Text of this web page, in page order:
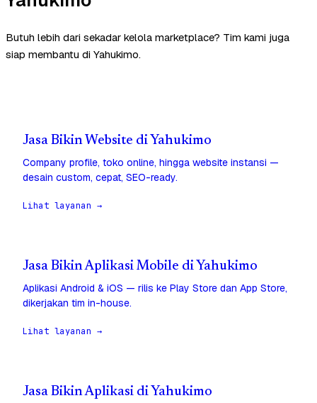
Butuh lebih dari sekadar kelola marketplace? Tim kami juga
siap membantu di Yahukimo.
Jasa Bikin Website di Yahukimo
Company profile, toko online, hingga website instansi —
desain custom, cepat, SEO-ready.
Lihat layanan →
Jasa Bikin Aplikasi Mobile di Yahukimo
Aplikasi Android & iOS — rilis ke Play Store dan App Store,
dikerjakan tim in-house.
Lihat layanan →
Jasa Bikin Aplikasi di Yahukimo